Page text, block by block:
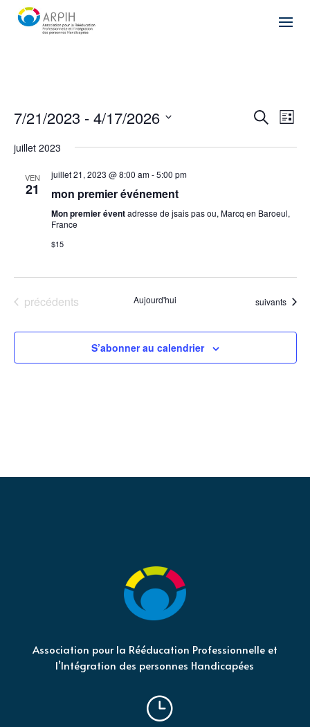
Recherche
de
Liste
7/21/2023 - 4/17/2026
une
juillet 2023
VEN
21
juillet 21, 2023 @ 8:00 am-5:00 pm
mon premier événement
Mon premier éventadresse de jsais pas ou, Marcq en Baroeul,
France
$15
Évènements
précédents Aujourd'hui Évènements
suivants
S’abonner au calendrier
Association pour la Rééducation Professionnelle et
l’Intégration des personnes Handicapées
}